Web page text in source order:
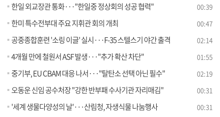
한일 외교장관 통화···"한일중 정상회의 성공 협력" 00:39
한미 특수전부대 주요 지휘관 회의 개최 00:47
공중종합훈련 '소링 이글' 실시···F-35 스텔스기 야간 출격 02:14
4개월 만에 철원서 ASF 발생···"추가 확산 차단" 01:55
중기부, EU CBAM 대응 나서···"탈탄소 선택 아닌 필수" 02:19
오동운 신임 공수처장 "강한 반부패 수사기관 자리매김" 00:31
'세계 생물다양성의 날'···산림청, 자생식물 나눔행사 00:31